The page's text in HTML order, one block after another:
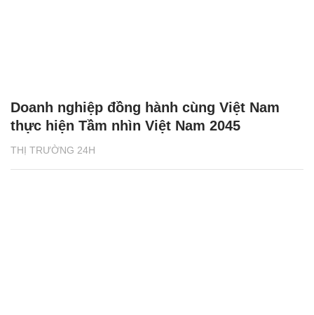
THỊ TRƯỜNG 24H
Doanh nghiệp đồng hành cùng Việt Nam
thực hiện Tầm nhìn Việt Nam 2045